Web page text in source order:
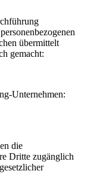
übermittelt
gemacht:
Unternehmen:
die
Dritte zugänglich